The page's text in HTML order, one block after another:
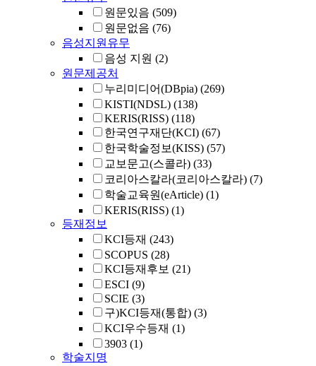
원문있음 (509)
원문없음 (76)
음성지원유무
음성 지원 (2)
원문제공처
누리미디어(DBpia) (269)
KISTI(NDSL) (138)
KERIS(RISS) (118)
한국연구재단(KCI) (67)
한국학술정보(KISS) (57)
교보문고(스콜라) (33)
코리아스칼라(코리아스칼라) (7)
학술교육원(eArticle) (1)
KERIS(RISS) (1)
등재정보
KCI등재 (243)
SCOPUS (28)
KCI등재후보 (21)
ESCI (9)
SCIE (3)
구)KCI등재(통합) (3)
KCI우수등재 (1)
3903 (1)
학술지명